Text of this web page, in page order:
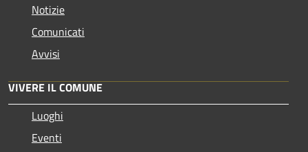
Notizie
Comunicati
Avvisi
VIVERE IL COMUNE
Luoghi
Eventi